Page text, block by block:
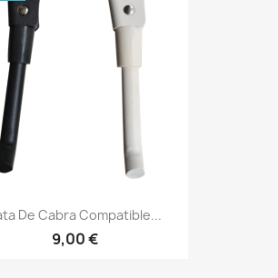
De Cabra Compatible...
9,00 €